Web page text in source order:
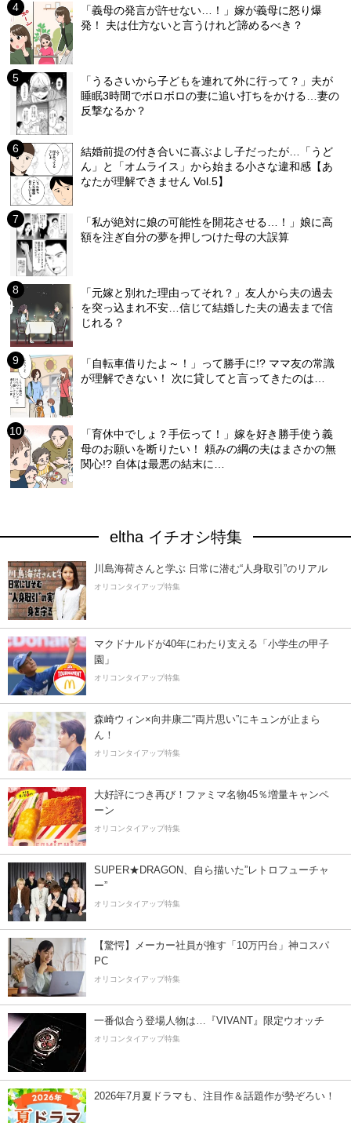
「義母の発言が許せない…！」嫁が義母に怒り爆
発！ 夫は仕方ないと言うけれど諦めるべき？
「うるさいから子どもを連れて外に行って？」夫が
睡眠3時間でボロボロの妻に追い打ちをかける…妻の
反撃なるか？
結婚前提の付き合いに喜ぶよし子だったが…「うど
ん」と「オムライス」から始まる小さな違和感【あ
なたが理解できません Vol.5】
「私が絶対に娘の可能性を開花させる…！」娘に高
額を注ぎ自分の夢を押しつけた母の大誤算
「元嫁と別れた理由ってそれ？」友人から夫の過去
を突っ込まれ不安…信じて結婚した夫の過去まで信
じれる？
「自転車借りたよ～！」って勝手に!? ママ友の常識
が理解できない！ 次に貸してと言ってきたのは…
「育休中でしょ？手伝って！」嫁を好き勝手使う義
母のお願いを断りたい！ 頼みの綱の夫はまさかの無
関心!? 自体は最悪の結末に…
eltha イチオシ特集
川島海荷さんと学ぶ 日常に潜む“人身取引”のリアル
オリコンタイアップ特集
マクドナルドが40年にわたり支える「小学生の甲子
園」
オリコンタイアップ特集
森崎ウィン×向井康二“両片思い”にキュンが止まら
ん！
オリコンタイアップ特集
大好評につき再び！ファミマ名物45％増量キャンペ
ーン
オリコンタイアップ特集
SUPER★DRAGON、自ら描いた”レトロフューチャ
ー”
オリコンタイアップ特集
【驚愕】メーカー社員が推す「10万円台」神コスパ
PC
オリコンタイアップ特集
一番似合う登場人物は…『VIVANT』限定ウオッチ
オリコンタイアップ特集
2026年7月夏ドラマも、注目作＆話題作が勢ぞろい！